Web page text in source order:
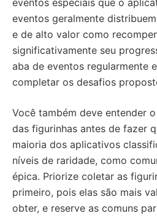
eventos especiais que o
eventos geralmente
e de alto valor como
significativamente seu
aba de eventos regularmente
completar os desafios
Você também deve entender
das figurinhas antes de fazer
maioria dos aplicativos
níveis de raridade, como
épica. Priorize coletar as
primeiro, pois elas são mais
obter, e reserve as comuns